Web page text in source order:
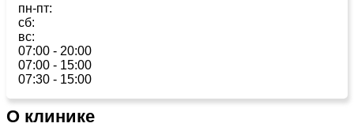
пн-пт:
сб:
вс:
07:00 - 20:00
07:00 - 15:00
07:30 - 15:00
О клинике